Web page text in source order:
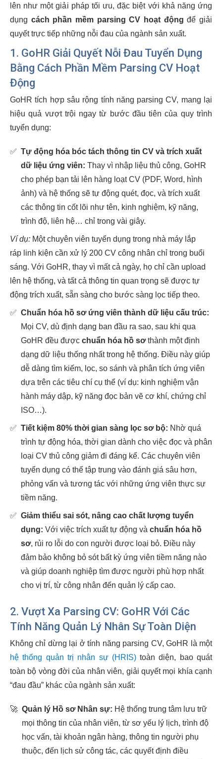
lên như một giải pháp tối ưu, đặc biệt với khả năng ứng
dụng cách phần mềm parsing CV hoạt động để giải
quyết trực tiếp những nỗi đau của ngành sản xuất.
1. GoHR Giải Quyết Nỗi Đau Tuyển Dụng
Bằng Cách Phần Mềm Parsing CV Hoạt
Động
GoHR tích hợp sâu rộng tính năng parsing CV, mang lại
hiệu quả vượt trội ngay từ bước đầu tiên của quy trình
tuyển dụng:
✅ Tự động hóa bóc tách thông tin CV và trích xuất
dữ liệu ứng viên: Thay vì nhập liệu thủ công, GoHR
cho phép bạn tải lên hàng loạt CV (PDF, Word, hình
ảnh) và hệ thống sẽ tự động quét, đọc, và trích xuất
các thông tin cốt lõi như tên, kinh nghiệm, kỹ năng,
trình độ, liên hệ… chỉ trong vài giây.
Ví dụ: Một chuyên viên tuyển dụng trong nhà máy lắp
ráp linh kiện cần xử lý 200 CV công nhân chỉ trong buổi
sáng. Với GoHR, thay vì mất cả ngày, họ chỉ cần upload
lên hệ thống, và tất cả thông tin quan trọng sẽ được tự
động trích xuất, sẵn sàng cho bước sàng lọc tiếp theo.
✅ Chuẩn hóa hồ sơ ứng viên thành dữ liệu cấu trúc:
Mọi CV, dù định dạng ban đầu ra sao, sau khi qua
GoHR đều được chuẩn hóa hồ sơthành một định
dạng dữ liệu thống nhất trong hệ thống. Điều này giúp
dễ dàng tìm kiếm, lọc, so sánh và phân tích ứng viên
dựa trên các tiêu chí cụ thể (ví dụ: kinh nghiệm vận
hành máy dập, kỹ năng đọc bản vẽ cơ khí, chứng chỉ
ISO…).
✅ Tiết kiệm 80% thời gian sàng lọc sơ bộ: Nhờ quá
trình tự động hóa, thời gian dành cho việc đọc và phân
loại CV thủ công giảm đi đáng kể. Các chuyên viên
tuyển dụng có thể tập trung vào đánh giá sâu hơn,
phỏng vấn và tương tác với những ứng viên thực sự
tiềm năng.
✅ Giảm thiểu sai sót, nâng cao chất lượng tuyển
dụng: Với việc trích xuất tự động và chuẩn hóa hồ
sơ, rủi ro lỗi do con người được loại bỏ. Điều này
đảm bảo không bỏ sót bất kỳ ứng viên tiềm năng nào
và giúp doanh nghiệp tìm được người phù hợp nhất
cho vị trí, từ công nhân đến quản lý cấp cao.
2. Vượt Xa Parsing CV: GoHR Với Các
Tính Năng Quản Lý Nhân Sự Toàn Diện
Không chỉ dừng lại ở tính năng parsing CV, GoHR là một
hệ thống quản trị nhân sự (HRIS)toàn diện, bao quát
toàn bộ vòng đời của nhân viên, giải quyết mọi khía cạnh
“đau đầu” khác của ngành sản xuất:
🚀 Quản lý Hồ sơ Nhân sự: Hệ thống trung tâm lưu trữ
mọi thông tin của nhân viên, từ sơ yếu lý lịch, trình độ
học vấn, tài khoản ngân hàng, thông tin người phụ
thuộc, đến lịch sử công tác, các quyết định điều